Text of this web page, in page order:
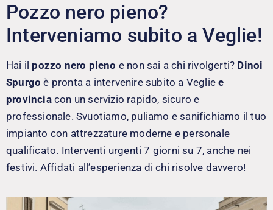
Pozzo nero pieno?
Interveniamo subito a Veglie!
Hai il pozzo nero pieno e non sai a chi rivolgerti? Dinoi
Spurgo è pronta a intervenire subito a Veglie e
provinciacon un servizio rapido, sicuro e
professionale. Svuotiamo, puliamo e sanifichiamo il tuo
impianto con attrezzature moderne e personale
qualificato. Interventi urgenti 7 giorni su 7, anche nei
festivi. Affidati all’esperienza di chi risolve davvero!